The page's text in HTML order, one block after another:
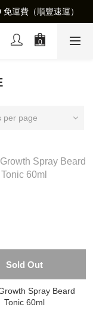
運費（順豐速運）
per page
Sold Out
Spray Beard
Tonic 60ml